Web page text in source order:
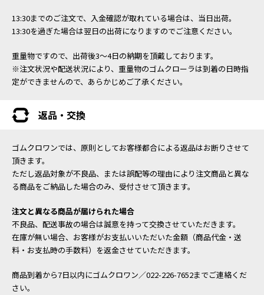
13:30までのご注文で、入金確認が取れている場合は、当日出荷。
13:30を過ぎた場合は翌日の出荷になりますのでご注意ください。
重量物ですので、出荷後3～4日の納期を頂戴しております。
※注文状況や配送状況により、重量物のゴムクローラは到着の日時指
定ができませんので、あらかじめご了承ください。
返品・交換
ゴムクロワンでは、原則としてお客様都合による返品はお断りさせて
頂きます。
ただし返品対象が不良品、または誤配等の理由により注文商品と異な
る商品をご納品した場合のみ、受付させて頂きます。
注文と異なる商品が届けられた場合
不良品、配送事故の場合は誠意を持って交換させていただきます。
在庫が無い場合、お客様がお支払いいただいた金額（商品代金・送
料・お支払時の手数料）を返金させていただきます。
商品到着から7日以内にゴムクロワン／022-226-7652までご連絡くだ
さい。